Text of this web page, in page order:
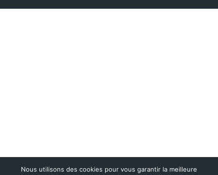
Nous utilisons des cookies pour vous garantir la meilleure